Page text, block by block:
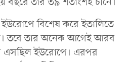
বিশেষ করে ইতালিতে
তবে তার অনেক আগেই আরব
এসছিল ইউরোপে। এরপর